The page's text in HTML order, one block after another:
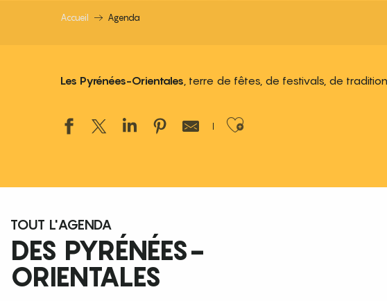
Accueil Agenda
Les Pyrénées-Orientales, terre de fêtes, de festivals, de
Ajouter aux
TOUT L'AGENDA
DES PYRÉNÉES-
ORIENTALES